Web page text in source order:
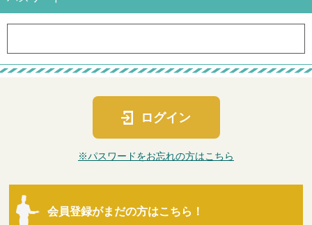
ログイン
※パスワードをお忘れの方はこちら
会員登録がまだの方はこちら！